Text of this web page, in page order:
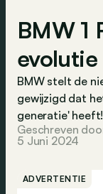
BMW 1
evolutie
BMW stelt de
gewijzigd dat
generatie'
Geschreven
5 Juni 2024
ADVERTENTIE